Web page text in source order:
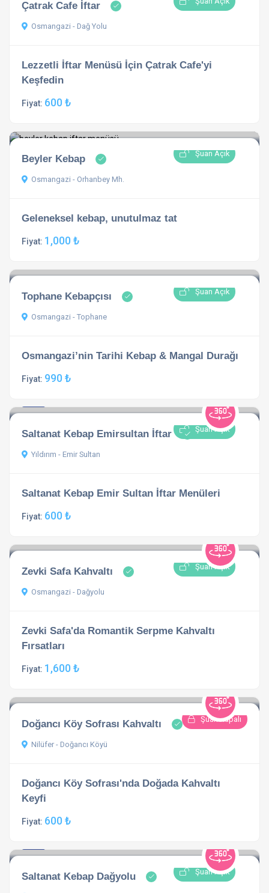
Çatrak Cafe İftar
Osmangazi - Dağ Yolu
Lezzetli İftar Menüsü İçin Çatrak Cafe'yi
Keşfedin
Fiyat: 600 ₺
Şuan Açık
Beyler Kebap
Osmangazi - Orhanbey Mh.
Geleneksel kebap, unutulmaz tat
Fiyat: 1,000 ₺
Şuan Açık
Tophane Kebapçısı
Osmangazi - Tophane
Osmangazi’nin Tarihi Kebap & Mangal Durağı
Fiyat: 990 ₺
Şuan Açık
Saltanat Kebap Emirsultan İftar
Yıldırım - Emir Sultan
Saltanat Kebap Emir Sultan İftar Menüleri
Fiyat: 600 ₺
Şuan Açık
Zevki Safa Kahvaltı
Osmangazi - Dağyolu
Zevki Safa'da Romantik Serpme Kahvaltı
Fırsatları
Fiyat: 1,600 ₺
Şuan Kapalı
Doğancı Köy Sofrası Kahvaltı
Nilüfer - Doğancı Köyü
Doğancı Köy Sofrası'nda Doğada Kahvaltı
Keyfi
Fiyat: 600 ₺
Şuan Açık
Saltanat Kebap Dağyolu